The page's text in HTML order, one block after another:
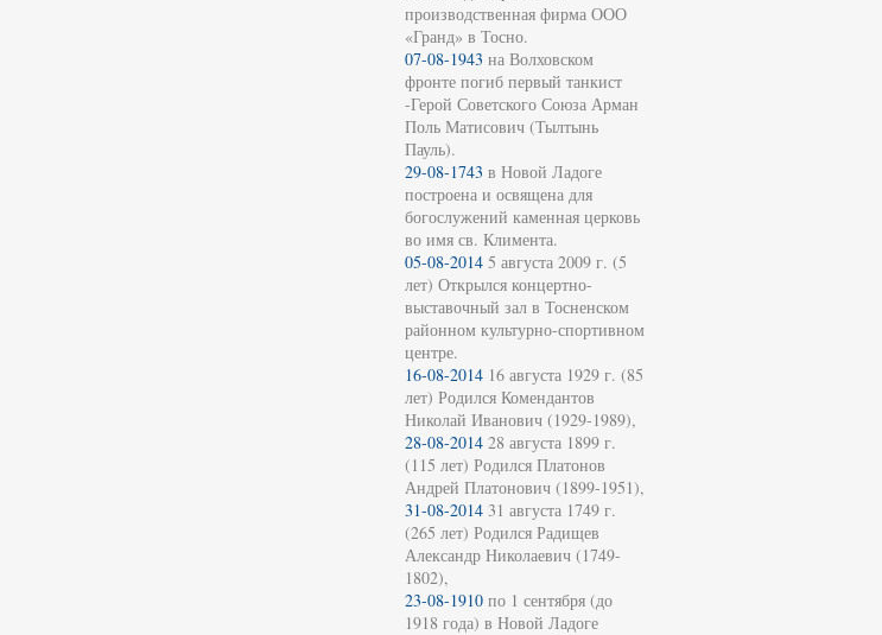
производственная фирма ООО
«Гранд» в Тосно.
07-08-1943 на Волховском
фронте погиб первый танкист
-Герой Советского Союза Арман
Поль Матисович (Тылтынь
Пауль).
29-08-1743 в Новой Ладоге
построена и освящена для
богослужений каменная церковь
во имя св. Климента.
05-08-2014 5 августа 2009 г. (5
лет) Открылся концертно-
выставочный зал в Тосненском
районном культурно-спортивном
центре.
16-08-2014 16 августа 1929 г. (85
лет) Родился Комендантов
Николай Иванович (1929-1989),
28-08-2014 28 августа 1899 г.
(115 лет) Родился Платонов
Андрей Платонович (1899-1951),
31-08-2014 31 августа 1749 г.
(265 лет) Родился Радищев
Александр Николаевич (1749-
1802),
23-08-1910 по 1 сентября (до
1918 года) в Новой Ладоге